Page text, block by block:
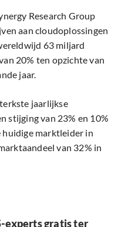
Research Group
aan cloudoplossingen
63 miljard
20% ten opzichte van
jaar.
jaarlijkse
stijging van 23% en 10%
huidige marktleider in
van 32% in
experts gratis ter